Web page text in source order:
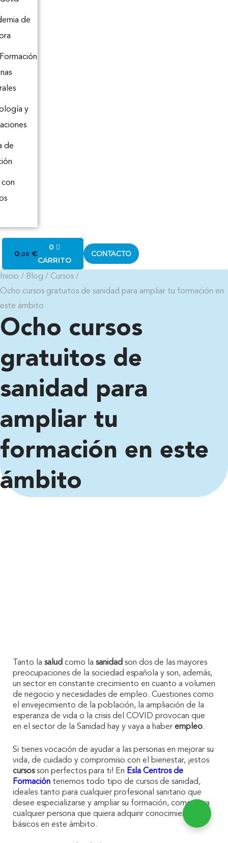
de
y
de
con
0,00 €
0
CARRITO
CONTACTO
inicio / blog / cursos /
ocho cursos gratuitos de sanidad para ampliar tu formación en
este ámbito
Ocho cursos
gratuitos de
sanidad para
ampliar tu
formación en este
ámbito
Tanto la salud como la sanidad son dos de las mayores
preocupaciones de la sociedad española y son, además,
un sector en constante crecimiento en cuanto a volumen
de negocio y necesidades de empleo. Cuestiones como
el envejecimiento de la población, la ampliación de la
esperanza de vida o la crisis del COVID provocan que
en el sector de la Sanidad hay y vaya a haber empleo.
Si tienes vocación de ayudar a las personas en mejorar su
vida, de cuidado y compromiso con el bienestar, ¡estos
cursosson perfectos para ti! En Esla Centros de
Formación tenemos todo tipo de cursos de sanidad,
ideales tanto para cualquier profesional sanitario que
desee especializarse y ampliar su formación, como para
cualquier persona que quiera adquirir conocimientos
básicos en este ámbito.